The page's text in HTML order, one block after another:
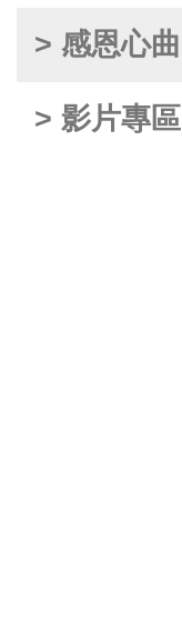
> 感恩心曲
> 影片專區